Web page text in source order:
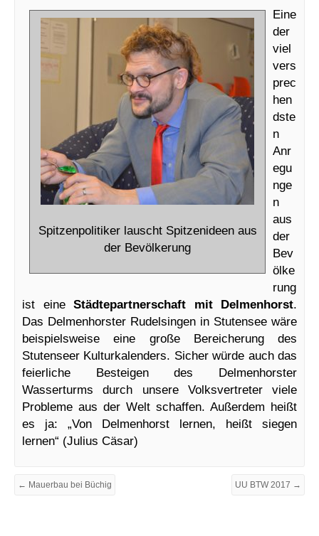
Spitzenpolitiker lauscht Spitzenideen aus
der Bevölkerung
Eine
der
viel
vers
prec
hen
dste
n
Anr
egu
nge
n
aus
der
Bev
ölke
rung
ist eine Städtepartnerschaft mit Delmenhorst.
Das Delmenhorster Rudelsingen in Stutensee wäre
beispielsweise eine große Bereicherung des
Stutenseer Kulturkalenders. Sicher würde auch das
feierliche Besteigen des Delmenhorster
Wasserturms durch unsere Volksvertreter viele
Probleme aus der Welt schaffen. Außerdem heißt
es ja: „Von Delmenhorst lernen, heißt siegen
lernen“ (Julius Cäsar)
← Mauerbau bei Büchig UU BTW 2017 →